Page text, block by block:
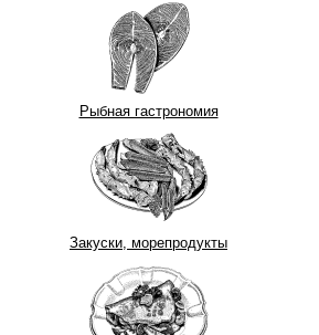
Рыбная гастрономия
Закуски, морепродукты